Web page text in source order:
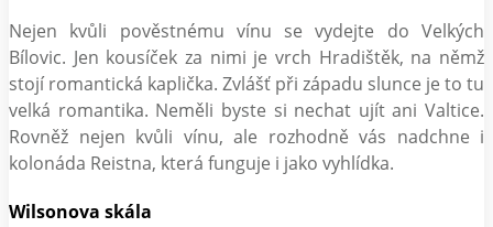
Nejen kvůli pověstnému vínu se vydejte do Velkých
Bílovic. Jen kousíček za nimi je vrch Hradištěk, na němž
stojí romantická kaplička. Zvlášť při západu slunce je to tu
velká romantika. Neměli byste si nechat ujít ani Valtice.
Rovněž nejen kvůli vínu, ale rozhodně vás nadchne i
kolonáda Reistna, která funguje i jako vyhlídka.
Wilsonova skála